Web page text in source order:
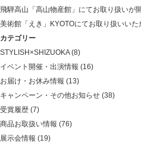
飛騨高山「高山物産館」にてお取り扱いが
美術館「えき」KYOTOにてお取り扱いいた
カテゴリー
STYLISH×SHIZUOKA(8)
イベント開催・出演情報 (16)
お届け・お休み情報 (13)
キャンペーン・その他お知らせ (38)
受賞履歴 (7)
商品お取扱い情報 (76)
展示会情報 (19)